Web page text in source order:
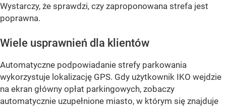
Wystarczy, że sprawdzi, czy zaproponowana strefa jest
poprawna.
Wiele usprawnień dla klientów
Automatyczne podpowiadanie strefy parkowania
wykorzystuje lokalizację GPS. Gdy użytkownik IKO wejdzie
na ekran główny opłat parkingowych, zobaczy
automatycznie uzupełnione miasto, w którym się znajduje